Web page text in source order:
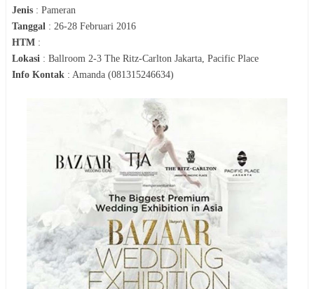
Jenis : Pameran
Tanggal : 26-28 Februari 2016
HTM :
Lokasi : Ballroom 2-3 The Ritz-Carlton Jakarta, Pacific Place
Info Kontak : Amanda (081315246634)